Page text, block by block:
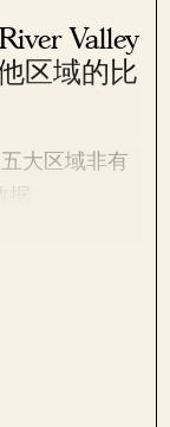
Valley
区域的比
大区域非有
。